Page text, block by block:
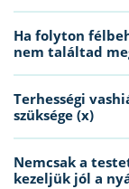
Ha folyton
nem találtad
Terhességi
szüksége (x)
Nemcsak a
kezeljük jól a